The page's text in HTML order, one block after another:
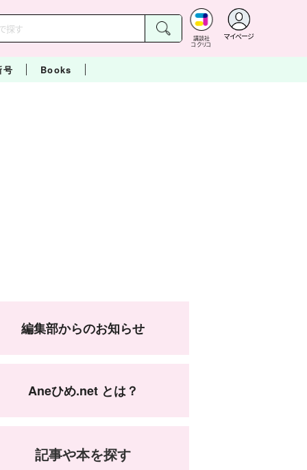
講談社
コクリコ
マイページ
号 Books
編集部からのお知らせ
Aneひめ.net とは？
記事や本を探す